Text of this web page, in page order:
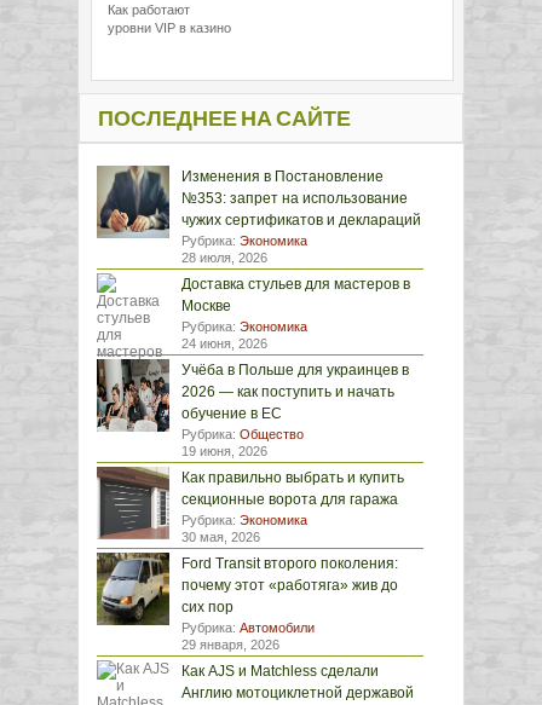
Как работают
уровни VIP в казино
ПОСЛЕДНЕЕ НА САЙТЕ
Изменения в Постановление
№353: запрет на использование
чужих сертификатов и деклараций
Рубрика: Экономика
28 июля, 2026
Доставка стульев для мастеров в
Москве
Рубрика: Экономика
24 июня, 2026
Учёба в Польше для украинцев в
2026 — как поступить и начать
обучение в ЕС
Рубрика: Общество
19 июня, 2026
Как правильно выбрать и купить
секционные ворота для гаража
Рубрика: Экономика
30 мая, 2026
Ford Transit второго поколения:
почему этот «работяга» жив до
сих пор
Рубрика: Автомобили
29 января, 2026
Как AJS и Matchless сделали
Англию мотоциклетной державой